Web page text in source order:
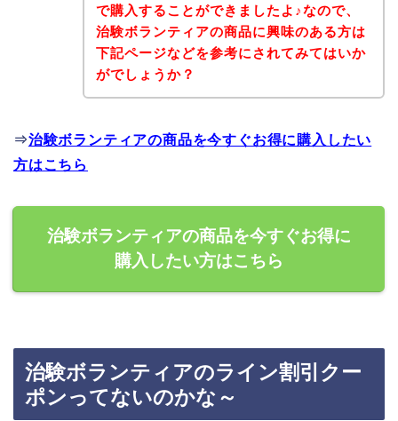
で購入することができましたよ♪なので、
治験ボランティアの商品に興味のある方は
下記ページなどを参考にされてみてはいか
がでしょうか？
⇒治験ボランティアの商品を今すぐお得に購入したい
方はこちら
治験ボランティアの商品を今すぐお得に
購入したい方はこちら
治験ボランティアのライン割引クー
ポンってないのかな～